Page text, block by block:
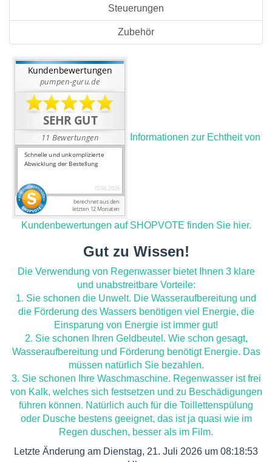
Steuerungen
Zubehör
Informationen zur Echtheit von
Kundenbewertungen auf SHOPVOTE finden Sie hier.
Gut zu Wissen!
Die Verwendung von Regenwasser bietet Ihnen 3 klare
und unabstreitbare Vorteile:
1. Sie schonen die Unwelt. Die Wasseraufbereitung und
die Förderung des Wassers benötigen viel Energie, die
Einsparung von Energie ist immer gut!
2. Sie schonen Ihren Geldbeutel. Wie schon gesagt,
Wasseraufbereitung und Förderung benötigt Energie. Das
müssen natürlich Sie bezahlen.
3. Sie schonen Ihre Waschmaschine. Regenwasser ist frei
von Kalk, welches sich festsetzen und zu Beschädigungen
führen können. Natürlich auch für die Toillettenspülung
oder Dusche bestens geeignet, das ist ja quasi wie im
Regen duschen, besser als im Film.
Letzte Änderung am Dienstag, 21. Juli 2026 um 08:18:53